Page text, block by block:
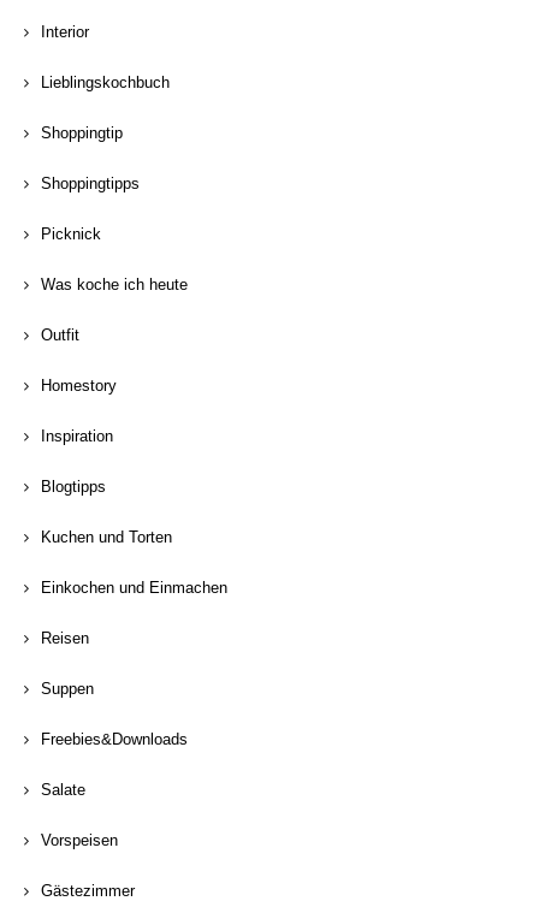
Interior
Lieblingskochbuch
Shoppingtip
Shoppingtipps
Picknick
Was koche ich heute
Outfit
Homestory
Inspiration
Blogtipps
Kuchen und Torten
Einkochen und Einmachen
Reisen
Suppen
Freebies&Downloads
Salate
Vorspeisen
Gästezimmer